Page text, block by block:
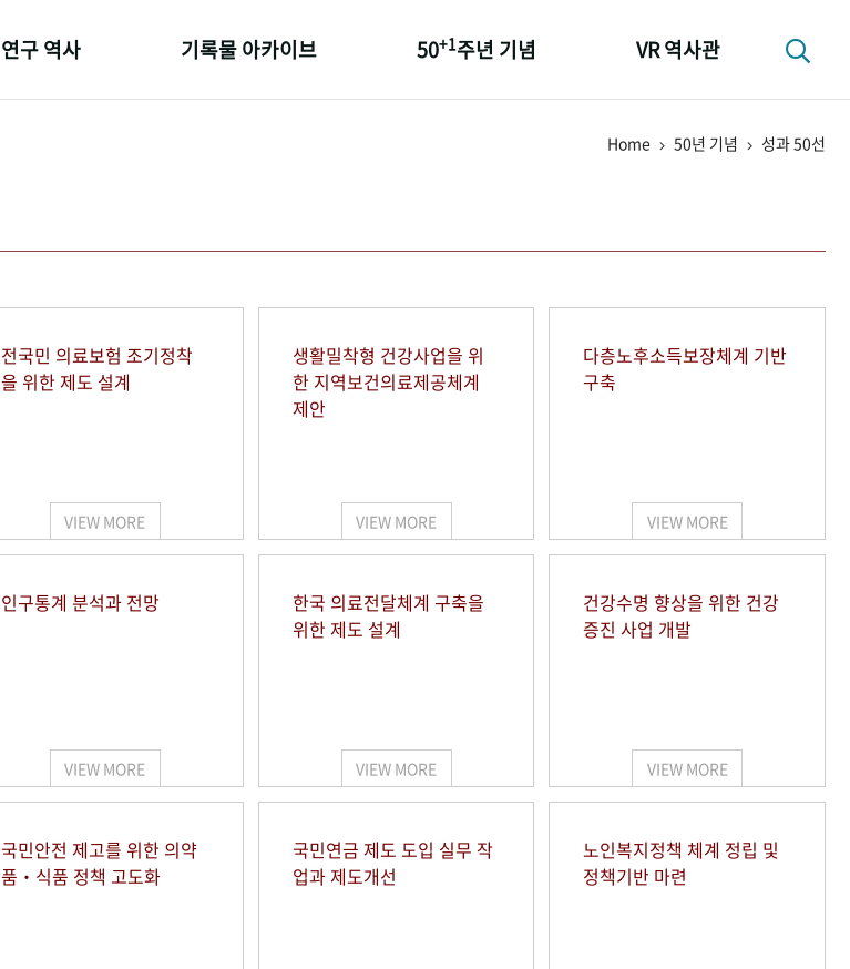
연구 역사 기록물 아카이브 50+1주년 기념 VR 역사관
Home 50년 기념 성과 50선
전국민 의료보험 조기정착
을 위한 제도 설계
VIEW MORE
생활밀착형 건강사업을 위
한 지역보건의료제공체계
제안
VIEW MORE
다층노후소득보장체계 기반
구축
VIEW MORE
인구통계 분석과 전망
VIEW MORE
한국 의료전달체계 구축을
위한 제도 설계
VIEW MORE
건강수명 향상을 위한 건강
증진 사업 개발
VIEW MORE
국민안전 제고를 위한 의약
품‧식품 정책 고도화
국민연금 제도 도입 실무 작
업과 제도개선
노인복지정책 체계 정립 및
정책기반 마련